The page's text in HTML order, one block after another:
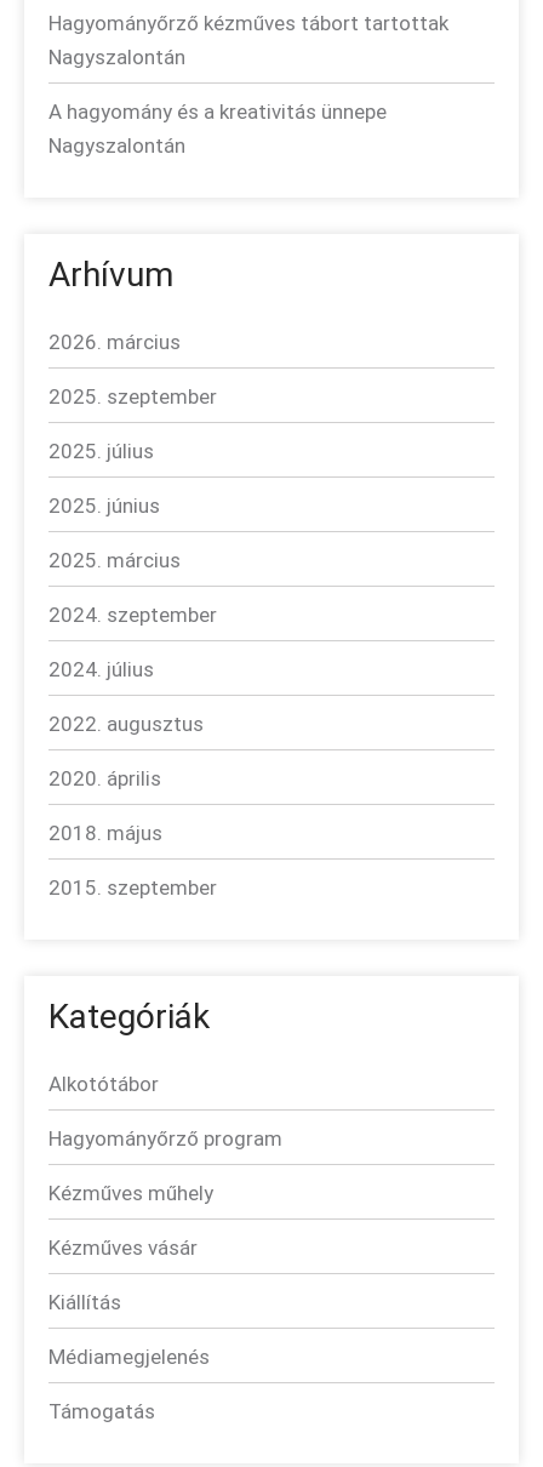
Hagyományőrző kézműves tábort tartottak
Nagyszalontán
A hagyomány és a kreativitás ünnepe
Nagyszalontán
Arhívum
2026. március
2025. szeptember
2025. július
2025. június
2025. március
2024. szeptember
2024. július
2022. augusztus
2020. április
2018. május
2015. szeptember
Kategóriák
Alkotótábor
Hagyományőrző program
Kézműves műhely
Kézműves vásár
Kiállítás
Médiamegjelenés
Támogatás